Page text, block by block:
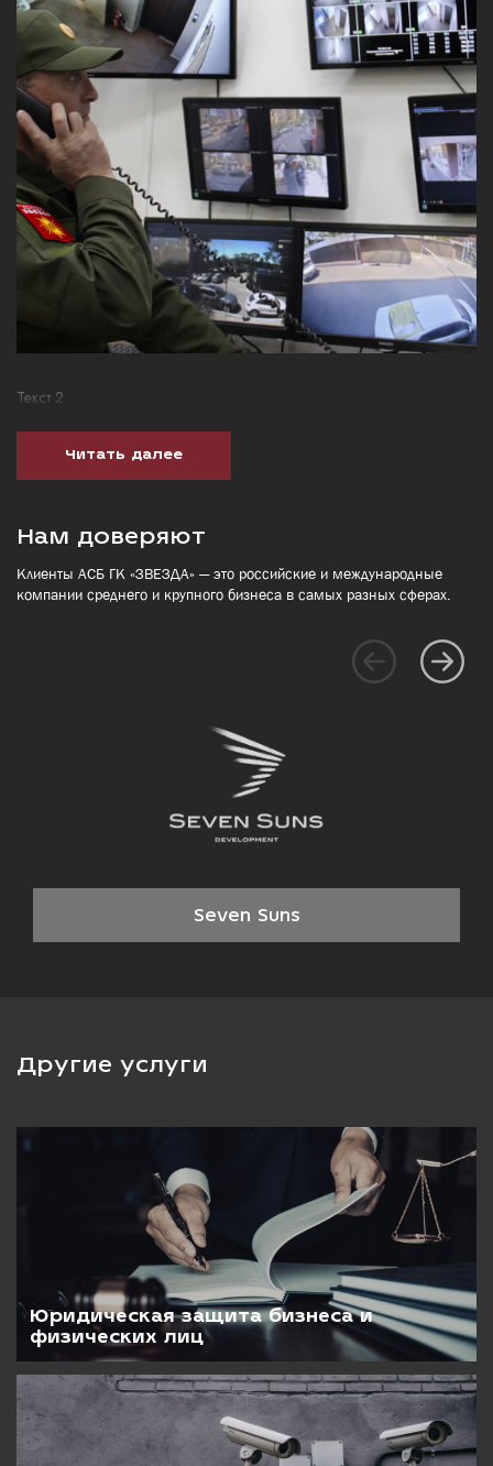
Текст 2
Читать далее
Нам доверяют
Клиенты АСБ ГК «ЗВЕЗДА» — это российские и международные
компании среднего и крупного бизнеса в самых разных сферах.
Seven Suns
Другие услуги
Юридическая защита бизнеса и
физических лиц